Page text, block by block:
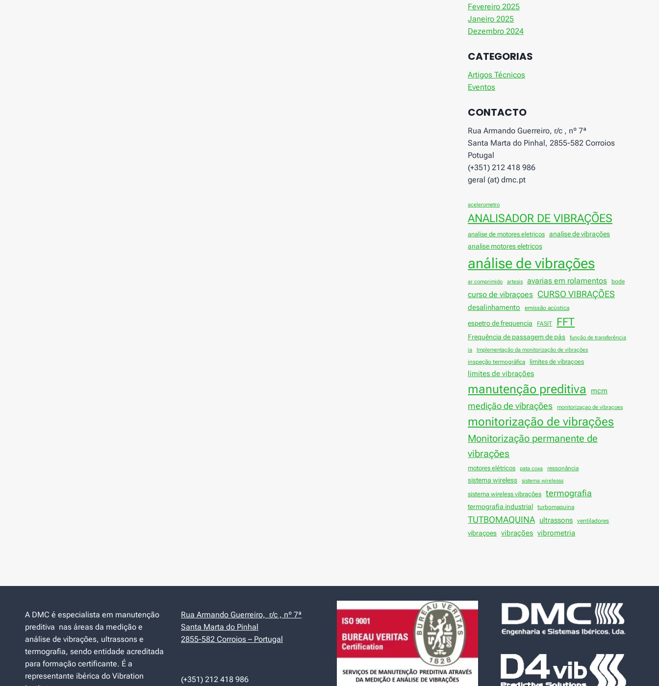
Fevereiro 2025
Janeiro 2025
Dezembro 2024
CATEGORIAS
Artigos Técnicos
Eventos
CONTACTO
Rua Armando Guerreiro, r/c , nº 7ª
Santa Marta do Pinhal, 2855-582 Corroios
Potugal
(+351) 212 418 986
geral (at) dmc.pt
acelerometro
ANALISADOR DE VIBRAÇÕES
analise de motores eletricos
analise de vibrações
analise motores eletricos
análise de vibrações
ar comprimido artesis avarias em rolamentos bode
curso de vibraçoes CURSO VIBRAÇÕES
desalinhamento emissão acústica
espetro de frequencia FASIT FFT
Frequência de passagem de pás
função de transferência
ia
Implementação da monitorização de vibrações
inspeção termográfica limites de vibraçoes
limites de vibrações
manutenção preditiva mcm
medição de vibrações monitorizaçao de vibraçoes
monitorização de vibrações
Monitorização permanente de
vibrações
motores elétricos pata coxa ressonância
sistema wireless sistema wirelesss
sistema wireless vibrações termografia
termografia industrial turbomaquina
TUTBOMAQUINA ultrassons ventiladores
vibraçoes vibrações vibrometria
A DMC é especialista em manutenção
preditiva nas áreas da medição e
análise de vibrações, ultrassons e
termografia, sendo entidade acreditada
para formação certificante. É a
representante ibérica do Vibration
Rua Armando Guerreiro, r/c , nº 7ª
Santa Marta do Pinhal
2855-582 Corroios – Portugal
(+351) 212 418 986